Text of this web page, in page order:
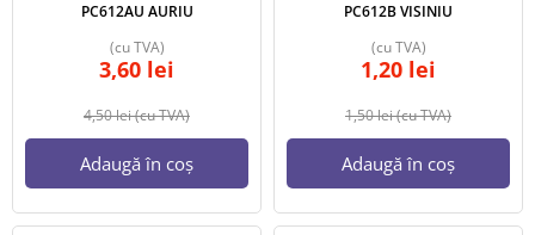
PC612AU AURIU
4,50lei(cu TVA)
3,60 lei
(cu TVA)
Adaugă în coș
PC612B VISINIU
1,50lei(cu TVA)
1,20 lei
(cu TVA)
Adaugă în coș